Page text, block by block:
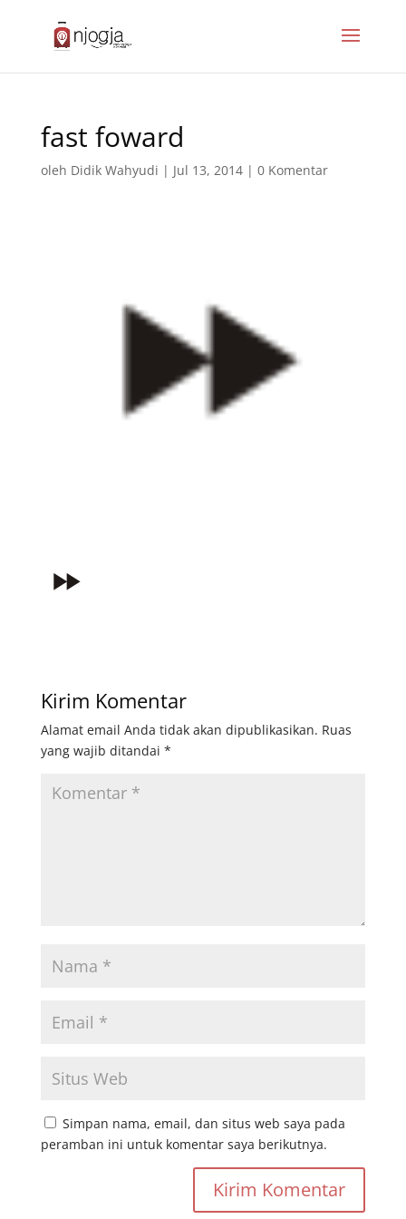
fast foward
oleh Didik Wahyudi | Jul 13, 2014| 0 Komentar
Kirim Komentar
Alamat email Anda tidak akan dipublikasikan. Ruas
yang wajib ditandai *
Simpan nama, email, dan situs web saya pada
peramban ini untuk komentar saya berikutnya.